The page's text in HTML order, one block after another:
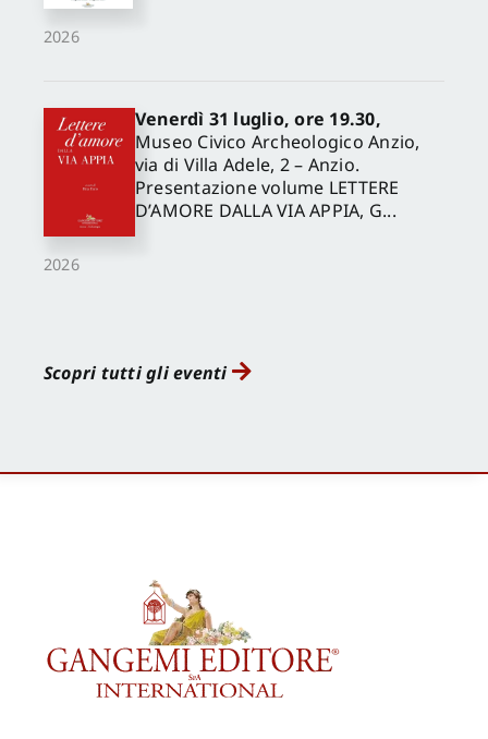
2026
2026
Venerdì 31 luglio, ore 19.30,
Museo Civico Archeologico Anzio,
via di Villa Adele, 2 – Anzio.
Presentazione volume LETTERE
D’AMORE DALLA VIA APPIA, G...
Scopri tutti gli eventi